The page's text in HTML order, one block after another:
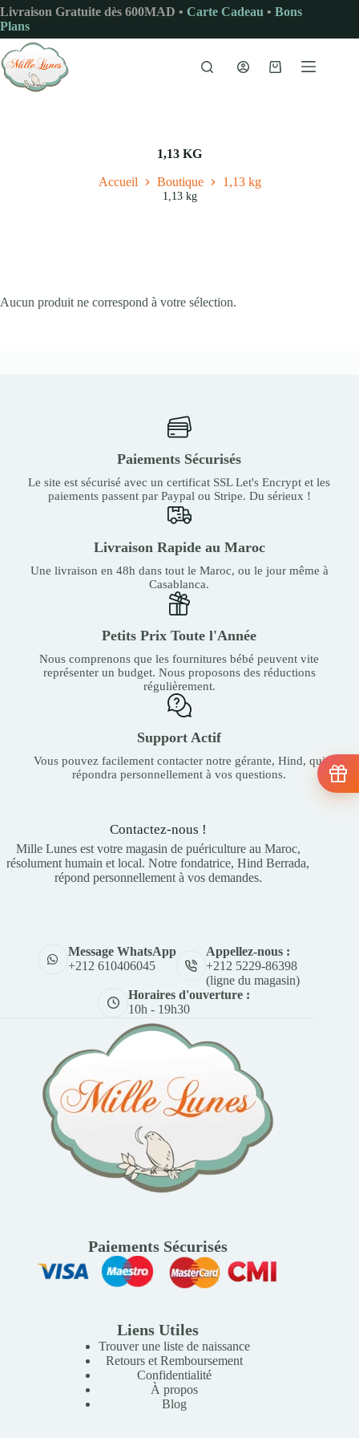
Passer
au
contenu
Livraison Gratuite dès 600MAD • Carte Cadeau • Bons
Plans
Panier
1,13 KG
Accueil Boutique 1,13 kg
1,13 kg
Aucun produit ne correspond à votre sélection.
Paiements Sécurisés
Le site est sécurisé avec un certificat SSL Let's Encrypt et les
paiements passent par Paypal ou Stripe. Du sérieux !
Livraison Rapide au Maroc
Une livraison en 48h dans tout le Maroc, ou le jour même à
Casablanca.
Petits Prix Toute l'Année
Nous comprenons que les fournitures bébé peuvent vite
représenter un budget. Nous proposons des réductions
régulièrement.
Support Actif
Vous pouvez facilement contacter notre gérante, Hind, qui
répondra personnellement à vos questions.
Contactez-nous !
Mille Lunes est votre magasin de puériculture au Maroc,
résolument humain et local. Notre fondatrice, Hind Berrada,
répond personnellement à vos demandes.
Message WhatsApp
+212 610406045
Appellez-nous :
+212 5229-86398
(ligne du magasin)
Horaires d'ouverture :
10h - 19h30
Paiements Sécurisés
Liens Utiles
Trouver une liste de naissance
Retours et Remboursement
Confidentialité
À propos
Blog